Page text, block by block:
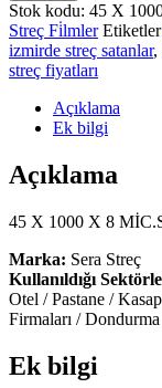
Stok kodu: 45 X
Streç Fi̇lmler
izmirde streç satanlar,
streç fiyatları
Açıklama
Ek bilgi
Açıklama
45 X 1000 X 8
Marka: Sera Streç
Kullanıldığı
Otel / Pastane /
Firmaları /
Ek bilgi